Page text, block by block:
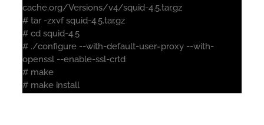
cache.org/Versions/v4/squid-4.5.tar.gz
# tar -zxvf squid-4.5.tar.gz
# cd squid-4.5
# ./configure --with-default-user=proxy --with-
openssl --enable-ssl-crtd
# make
# make install